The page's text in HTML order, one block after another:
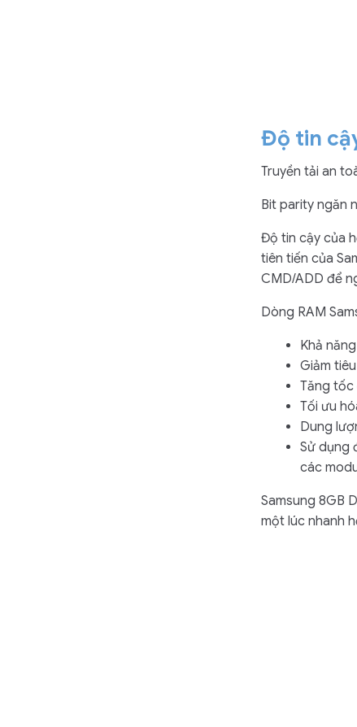
Độ tin
Truyền tải an
Bit parity ngăn
Độ tin cậy của
tiên tiến của
CMD/ADD để
Dòng RAM
Khả
Giảm
Tăng tốc
Tối ưu
Dung
Sử dụng
các
Samsung 8GB
một lúc nhanh